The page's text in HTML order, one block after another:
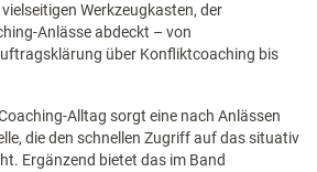
Werkzeugkasten, der
Anlässe abdeckt – von
über Konfliktcoaching bis
Alltag sorgt eine nach Anlässen
die den schnellen Zugriff auf das situativ
Ergänzend bietet das im Band